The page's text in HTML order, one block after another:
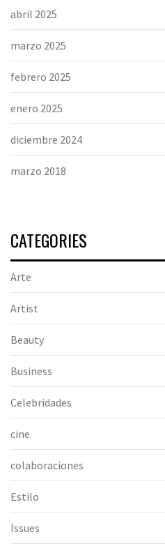
abril 2025
marzo 2025
febrero 2025
enero 2025
diciembre 2024
marzo 2018
CATEGORIES
Arte
Artist
Beauty
Business
Celebridades
cine
colaboraciones
Estilo
Issues